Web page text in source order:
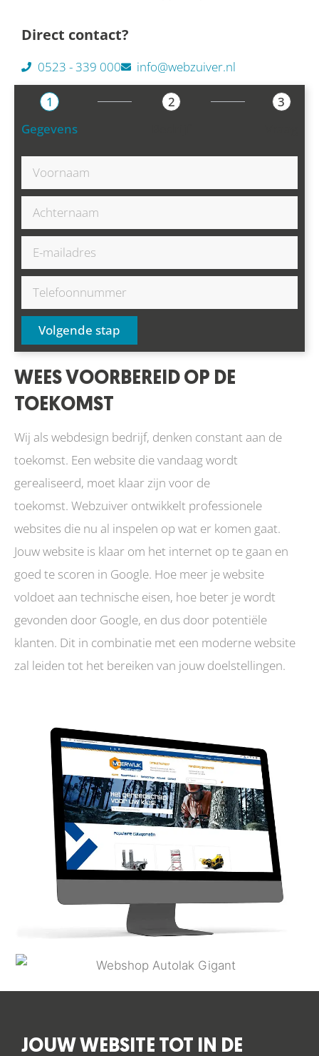
Direct contact?
0523 - 339 000 info@webzuiver.nl
1
Gegevens
2
3
Volgende stap
WEES VOORBEREID OP DE
TOEKOMST
Wij als webdesign bedrijf, denken constant aan de
toekomst. Een website die vandaag wordt
gerealiseerd, moet klaar zijn voor de
toekomst. Webzuiver ontwikkelt professionele
websites die nu al inspelen op wat er komen gaat.
Jouw website is klaar om het internet op te gaan en
goed te scoren in Google. Hoe meer je website
voldoet aan technische eisen, hoe beter je wordt
gevonden door Google, en dus door potentiële
klanten. Dit in combinatie met een moderne website
zal leiden tot het bereiken van jouw doelstellingen.
JOUW WEBSITE TOT IN DE